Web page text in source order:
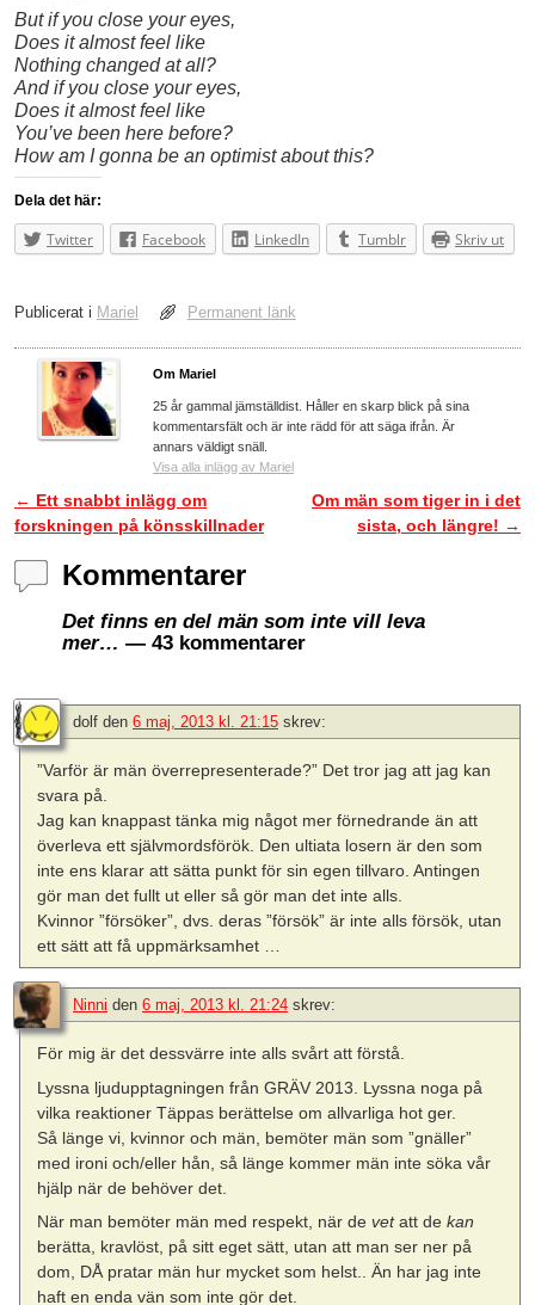
But if you close your eyes,
Does it almost feel like
Nothing changed at all?
And if you close your eyes,
Does it almost feel like
You’ve been here before?
How am I gonna be an optimist about this?
Dela det här:
Twitter Facebook LinkedIn Tumblr Skriv ut
Publicerat i Mariel Permanent länk
Om Mariel
25 år gammal jämställdist. Håller en skarp blick på sina
kommentarsfält och är inte rädd för att säga ifrån. Är
annars väldigt snäll.
Visa alla inlägg av Mariel
Inläggsnavigering
← Ett snabbt inlägg om
forskningen på könsskillnader
Om män som tiger in i det
sista, och längre! →
Kommentarer
Det finns en del män som inte vill leva
mer… — 43 kommentarer
dolf den 6 maj, 2013 kl. 21:15 skrev:
”Varför är män överrepresenterade?” Det tror jag att jag kan
svara på.
Jag kan knappast tänka mig något mer förnedrande än att
överleva ett självmordsförök. Den ultiata losern är den som
inte ens klarar att sätta punkt för sin egen tillvaro. Antingen
gör man det fullt ut eller så gör man det inte alls.
Kvinnor ”försöker”, dvs. deras ”försök” är inte alls försök, utan
ett sätt att få uppmärksamhet …
Ninni den 6 maj, 2013 kl. 21:24 skrev:
För mig är det dessvärre inte alls svårt att förstå.
Lyssna ljudupptagningen från GRÄV 2013. Lyssna noga på
vilka reaktioner Täppas berättelse om allvarliga hot ger.
Så länge vi, kvinnor och män, bemöter män som ”gnäller”
med ironi och/eller hån, så länge kommer män inte söka vår
hjälp när de behöver det.
När man bemöter män med respekt, när devetatt dekan
berätta, kravlöst, på sitt eget sätt, utan att man ser ner på
dom, DÅ pratar män hur mycket som helst.. Än har jag inte
haft en enda vän som inte gör det.